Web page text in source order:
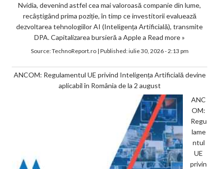
Nvidia, devenind astfel cea mai valoroasă companie din lume,
recâștigând prima poziție, în timp ce investitorii evaluează
dezvoltarea tehnologiilor AI (Inteligența Artificială), transmite
DPA. Capitalizarea bursieră a Apple a Read more »
Source:TechnoReport.ro| Published:iulie 30, 2026 - 2:13 pm
ANCOM: Regulamentul UE privind Inteligența Artificială devine
aplicabil în România de la 2 august
ANC
OM:
Regu
lame
ntul
UE
privin